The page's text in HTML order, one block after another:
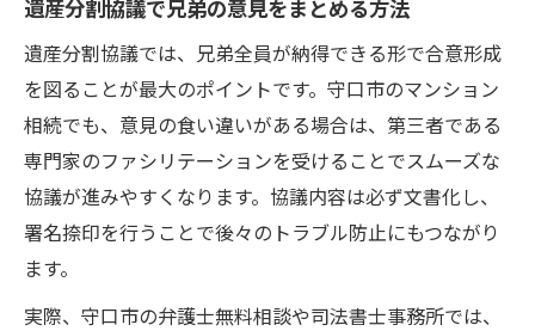
遺産分割協議で兄弟の意見をまとめる方法
遺産分割協議では、兄弟全員が納得できる形で合意形成
を図ることが最大のポイントです。守口市のマンション
相続でも、意見の食い違いがある場合は、第三者である
専門家のファシリテーションを受けることでスムーズな
協議が進みやすくなります。協議内容は必ず文書化し、
署名捺印を行うことで後々のトラブル防止にもつながり
ます。
実際、守口市の弁護士無料相談や司法書士事務所では、